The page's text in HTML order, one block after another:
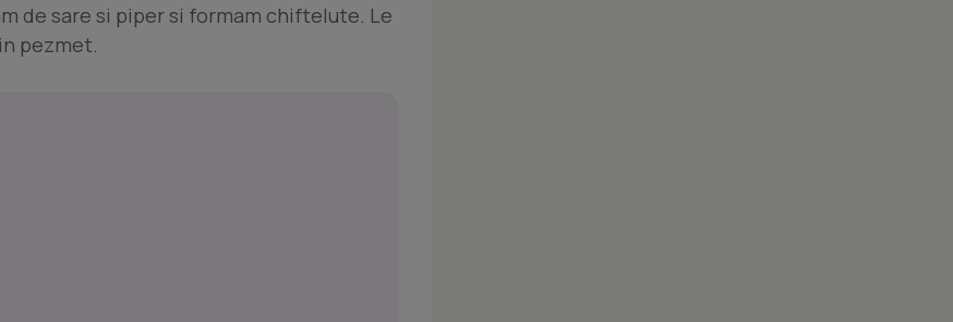
de sare si piper si formam chiftelute. Le
pezmet.